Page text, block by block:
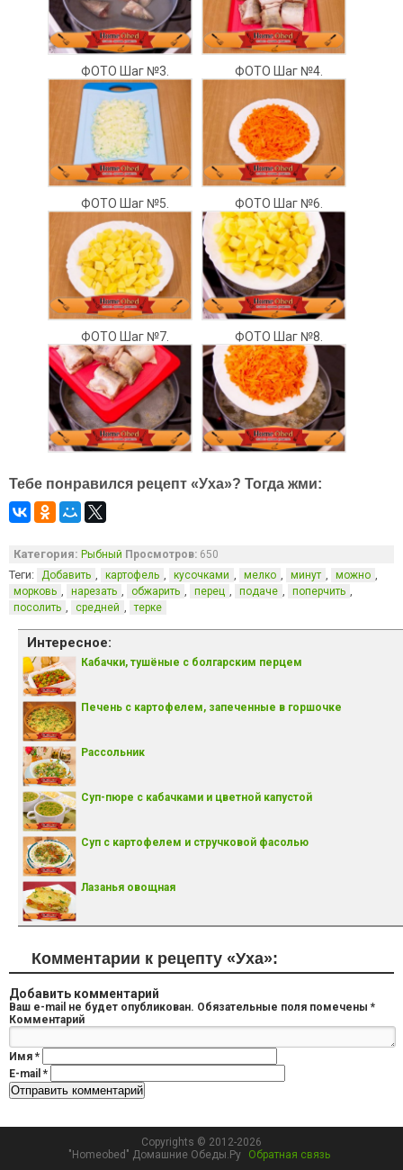
ФОТО Шаг №3. ФОТО Шаг №4.
ФОТО Шаг №5. ФОТО Шаг №6.
ФОТО Шаг №7. ФОТО Шаг №8.
Тебе понравился рецепт «Уха»? Тогда жми:
Категория: Рыбный Просмотров: 650
Теги: Добавить , картофель , кусочками , мелко , минут , можно ,
морковь , нарезать , обжарить , перец , подаче , поперчить ,
посолить , средней , терке
Интересное:
Кабачки, тушёные с болгарским перцем
Печень с картофелем, запеченные в горшочке
Рассольник
Суп-пюре с кабачками и цветной капустой
Суп с картофелем и стручковой фасолью
Лазанья овощная
Комментарии к рецепту «Уха»:
Добавить комментарий
Ваш e-mail не будет опубликован. Обязательные поля помечены *
Комментарий
Имя *
E-mail *
Copyrights © 2012-2026
"Homeobed" Домашние Обеды.Ру
Обратная связь